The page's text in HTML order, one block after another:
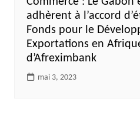
adhèrent à l’accord
Fonds pour le
Exportations en
d’Afreximbank
mai 3, 2023